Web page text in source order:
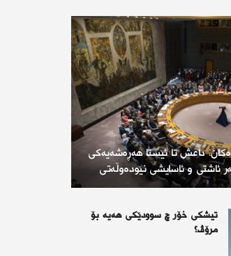
داعش تا ئێستا هەڕەشەیەكی
ئاشتی و ئاسایشی نێودەوڵەتی
تیشكی خۆر چ سوودێكی هه‌یه‌ بۆ
مرۆڤ؟